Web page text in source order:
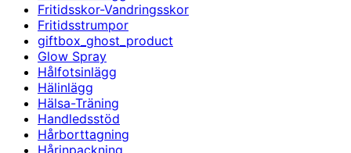
Fritidsskor-Vandringsskor
Fritidsstrumpor
giftbox_ghost_product
Glow Spray
Hålfotsinlägg
Hälinlägg
Hälsa-Träning
Handledsstöd
Hårborttagning